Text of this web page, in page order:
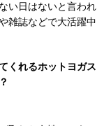
い日はないと言われ
雑誌などで大活躍中
くれるホットヨガス